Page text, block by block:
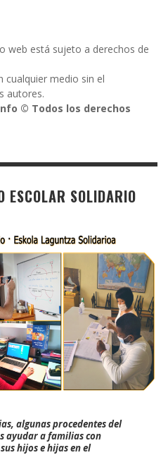
web está sujeto a derechos de
cualquier medio sin el
autores.
© Todos los derechos
ESCOLAR SOLIDARIO
algunas procedentes del
ayudar a familias con
hijos e hijas en el